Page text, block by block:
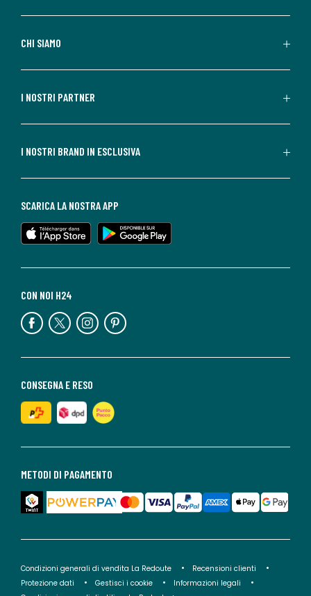
CHI SIAMO
I NOSTRI PARTNER
I NOSTRI BRAND IN ESCLUSIVA
METODI DI PAGAMENTO
CONSEGNA E RESO
CON NOI H24
SCARICA LA NOSTRA APP
Condizioni generali di vendita La Redoute
Recensioni clienti
Protezione dati
Gestisci i cookie
Informazioni legali